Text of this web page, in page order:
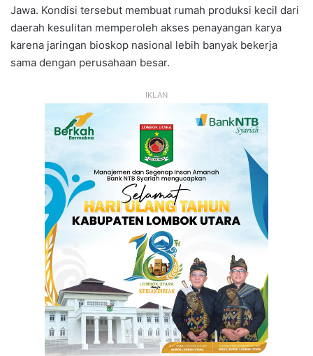
Jawa. Kondisi tersebut membuat rumah produksi kecil dari
daerah kesulitan memperoleh akses penayangan karya
karena jaringan bioskop nasional lebih banyak bekerja
sama dengan perusahaan besar.
IKLAN